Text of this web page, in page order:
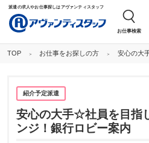
派遣の求人やお仕事探しはアヴァンティスタッフ
お仕事検索
TOP お仕事をお探しの方 安心の大
紹介予定派遣
安心の大手☆社員を目指
ンジ！銀行ロビー案内